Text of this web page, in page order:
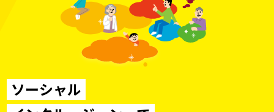
ソーシャル